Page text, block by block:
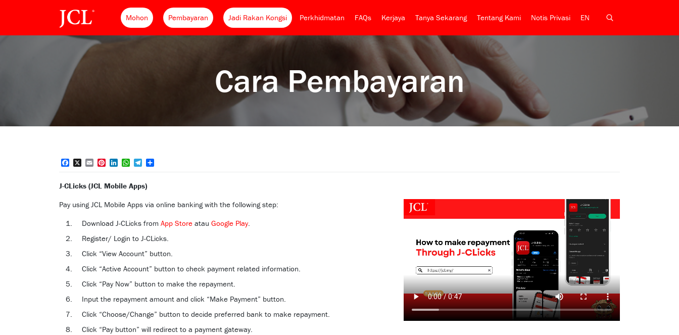
Mohon Pembayaran Jadi Rakan Kongsi Perkhidmatan FAQs Kerjaya Tanya Sekarang Tentang Kami Notis Privasi EN
Cara Pembayaran
FacebookEmailPinterest
LinkedInWhatsApp
Telegram
J-CLicks (JCL Mobile Apps)
Pay using JCL Mobile Apps via online banking with the following step:
Download J-CLicks from App Store atau Google Play.
Register/ Login to J-CLicks.
Click “View Account” button.
Click “Active Account” button to check payment related information.
Click “Pay Now” button to make the repayment.
Input the repayment amount and click “Make Payment” button.
Click “Choose/Change” button to decide preferred bank to make repayment.
Click “Pay button” will redirect to a payment gateway.